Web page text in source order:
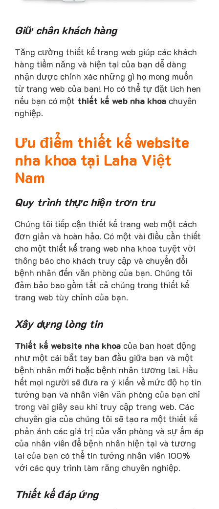
Giữ chân khách hàng
Tăng cường thiết kế trang web giúp các khách
hàng tiềm năng và hiện tại của bạn dễ dàng
nhận được chính xác những gì họ mong muốn
từ trang web của bạn! Họ có thể tự đặt lịch hẹn
nếu bạn có một thiết kế web nha khoa chuyên
nghiệp.
Ưu điểm thiết kế website
nha khoa tại Laha Việt
Nam
Quy trình thực hiện trơn tru
Chúng tôi tiếp cận thiết kế trang web một cách
đơn giản và hoàn hảo. Có một vài điều cần thiết
cho một thiết kế trang web nha khoa tuyệt vời
thông báo cho khách truy cập và chuyển đổi
bệnh nhân đến văn phòng của bạn. Chúng tôi
đảm bảo bao gồm tất cả chúng trong thiết kế
trang web tùy chỉnh của bạn.
Xây dựng lòng tin
Thiết kế website nha khoa của bạn hoạt động
như một cái bắt tay ban đầu giữa bạn và một
bệnh nhân mới hoặc bệnh nhân tương lai. Hầu
hết mọi người sẽ đưa ra ý kiến ​​về mức độ họ tin
tưởng bạn và nhân viên văn phòng của bạn chỉ
trong vài giây sau khi truy cập trang web. Các
chuyên gia của chúng tôi sẽ tạo ra một thiết kế
phản ánh các giá trị của văn phòng và sự ấm áp
của nhân viên để bệnh nhân hiện tại và tương
lai của bạn có thể tin tưởng nhân viên 100%
với các quy trình làm răng chuyên nghiệp.
Thiết kế đáp ứng